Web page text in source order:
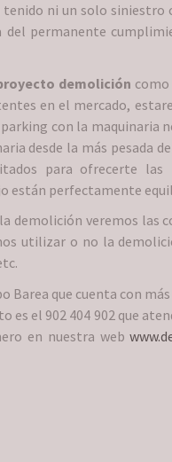
ni un solo siniestro
permanente
demolición
en el mercado,
con la maquinaria
desde la más pesada
para ofrecerte
están perfectamente
demolición veremos las
utilizar o no la
Barea que cuenta con
el 902 404 902 que
en nuestra web